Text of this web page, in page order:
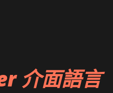
介面語言